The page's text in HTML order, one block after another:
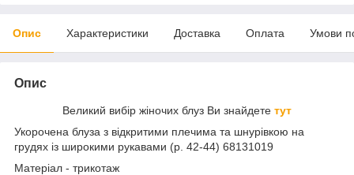
Опис Характеристики Доставка Оплата Умови
Опис
Великий вибір жіночих блуз Ви знайдете тут
Укорочена блуза з відкритими плечима та шнурівкою на
грудях із широкими рукавами (р. 42-44) 68131019
Матеріал - трикотаж